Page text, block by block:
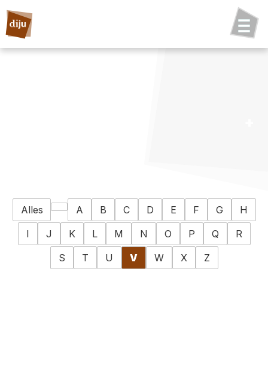
Alles A B C D E F G
H
I
J K L M N O P Q
R
S
T U V W X Z